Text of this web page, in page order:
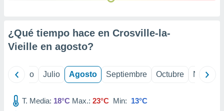
¿Qué tiempo hace en Crosville-la-
Vieille en agosto?
Junio Julio Agosto Septiembre Octubre
T. Media: 18°C Max.: 23°C Min: 13°C